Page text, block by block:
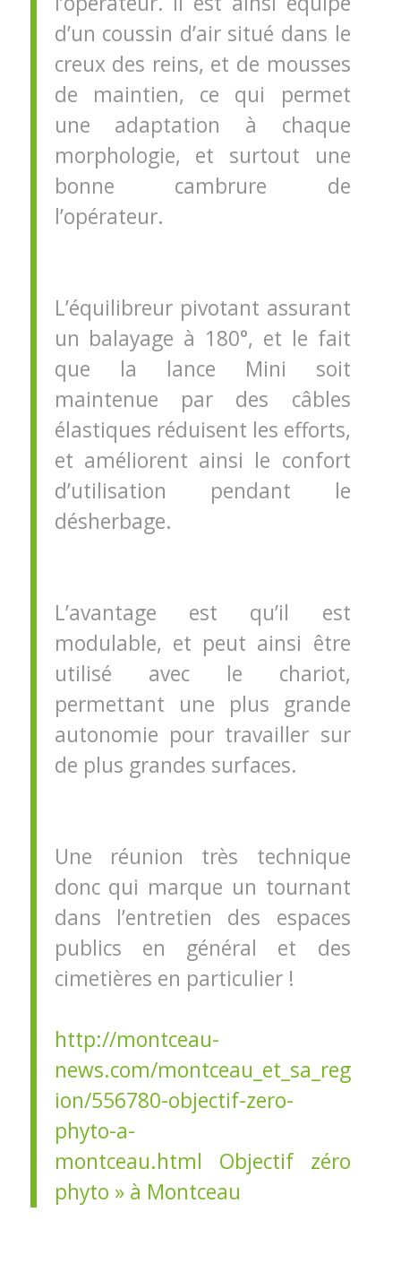
d’un coussin d’air situé dans le
creux des reins, et de mousses
de maintien, ce qui permet
une adaptation à chaque
morphologie, et surtout une
bonne cambrure de
l’opérateur.
L’équilibreur pivotant assurant
un balayage à 180°, et le fait
que la lance Mini soit
maintenue par des câbles
élastiques réduisent les efforts,
et améliorent ainsi le confort
d’utilisation pendant le
désherbage.
L’avantage est qu’il est
modulable, et peut ainsi être
utilisé avec le chariot,
permettant une plus grande
autonomie pour travailler sur
de plus grandes surfaces.
Une réunion très technique
donc qui marque un tournant
dans l’entretien des espaces
publics en général et des
cimetières en particulier !
http://montceau-
news.com/montceau_et_sa_reg
ion/556780-objectif-zero-
phyto-a-
montceau.html
Objectif zéro
phyto » à Montceau